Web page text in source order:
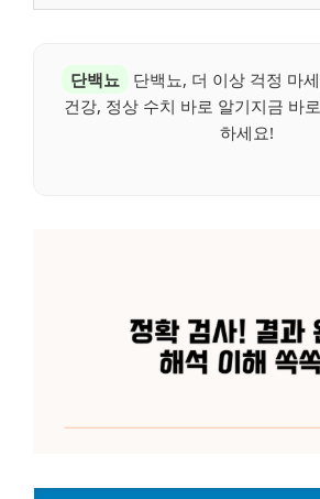
단백뇨
단백뇨, 더 이상 걱정 마
건강, 정상 수치 바로 알기지금 바
하세요!